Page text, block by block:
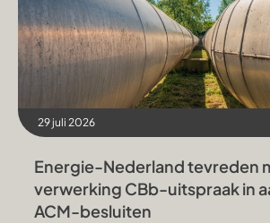
29 juli 2026
Energie-Nederland tevreden
verwerking CBb-uitspraak in
ACM-besluiten